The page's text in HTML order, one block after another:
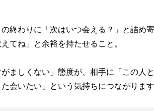
終わりに「次はいつ会える？」と詰め
てね」と余裕を持たせること。
ましくない」態度が、相手に「この人
会いたい」という気持ちにつながります